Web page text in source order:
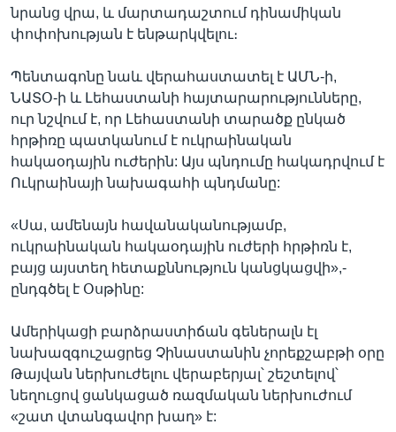
նրանց վրա, և մարտադաշտում դինամիկան
փոփոխության է ենթարկվելու։
Պենտագոնը նաև վերահաստատել է ԱՄՆ-ի,
ՆԱՏՕ-ի և Լեհաստանի հայտարարությունները,
ուր նշվում է, որ Լեհաստանի տարածք ընկած
հրթիռը պատկանում է ուկրաինական
հակաօդային ուժերին: Այս պնդումը հակադրվում է
Ուկրաինայի նախագահի պնդմանը:
«Սա, ամենայն հավանականությամբ,
ուկրաինական հակաօդային ուժերի հրթիռն է,
բայց այստեղ հետաքննություն կանցկացվի»,-
ընդգծել է Օսթինը:
Ամերիկացի բարձրաստիճան գեներալն էլ
նախազգուշացրեց Չինաստանին չորեքշաբթի օրը
Թայվան ներխուժելու վերաբերյալ՝ շեշտելով՝
նեղուցով ցանկացած ռազմական ներխուժում
«շատ վտանգավոր խաղ» է: